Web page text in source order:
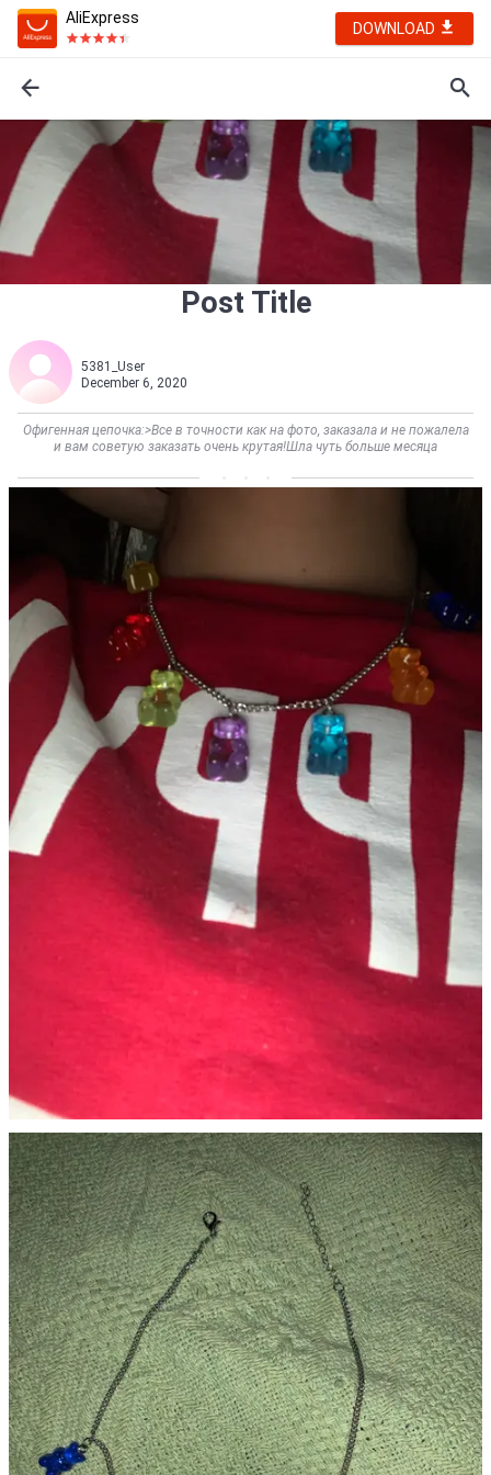
AliExpress
DOWNLOAD
Post Title
5381_User
December 6, 2020
Офигенная цепочка:>Все в точности как на фото, заказала и не пожалела
и вам советую заказать очень крутая!Шла чуть больше месяца